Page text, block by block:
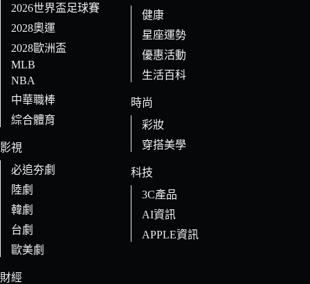
2026世界盃足球賽
2028奧運
2028歐洲盃
MLB
NBA
中華職棒
綜合體育
影視
必追夯劇
陸劇
韓劇
台劇
歐美劇
財經
健康
星座運勢
優惠活動
生活百科
時尚
彩妝
穿搭美學
科技
3C產品
AI資訊
APPLE資訊